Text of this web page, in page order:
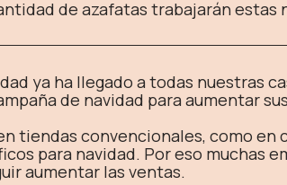
de azafatas trabajarán estas
ya ha llegado a todas nuestras
de navidad para aumentar
tiendas convencionales, como
para navidad. Por eso muchas
aumentar las ventas.